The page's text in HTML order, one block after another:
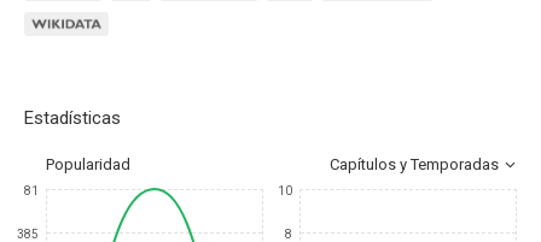
Estadísticas
Popularidad Capítulos y Temporadas
81
385
10
8